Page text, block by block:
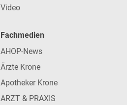
Video
Fachmedien
AHOP-News
Ärzte Krone
Apotheker Krone
ARZT & PRAXIS